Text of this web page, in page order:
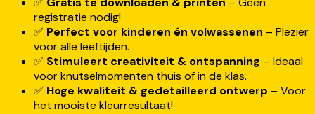
registratie nodig!
✅ Perfect voor kinderen én volwassenen – Plezier
voor alle leeftijden.
✅ Stimuleert creativiteit & ontspanning – Ideaal
voor knutselmomenten thuis of in de klas.
✅ Hoge kwaliteit & gedetailleerd ontwerp – Voor
het mooiste kleurresultaat!